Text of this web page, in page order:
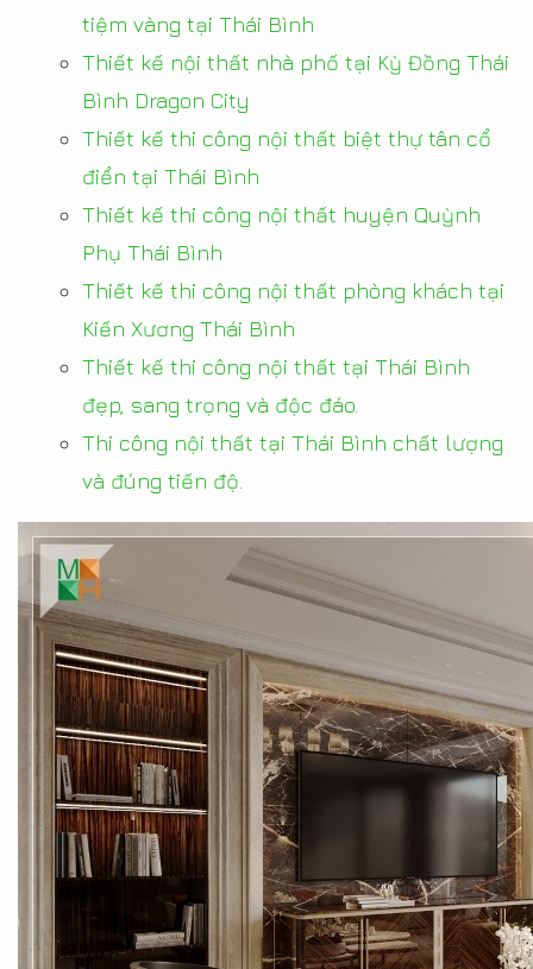
tiệm vàng tại Thái Bình
Thiết kế nội thất nhà phố tại Kỳ Đồng Thái
Bình Dragon City
Thiết kế thi công nội thất biệt thự tân cổ
điển tại Thái Bình
Thiết kế thi công nội thất huyện Quỳnh
Phụ Thái Bình
Thiết kế thi công nội thất phòng khách tại
Kiến Xương Thái Bình
Thiết kế thi công nội thất tại Thái Bình
đẹp, sang trọng và độc đáo.
Thi công nội thất tại Thái Bình chất lượng
và đúng tiến độ.